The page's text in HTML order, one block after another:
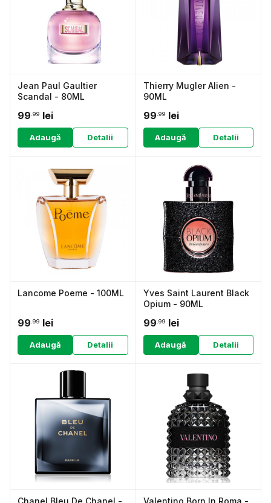
Jean Paul Gaultier
Scandal - 80ML
99 .99 lei
Adaugă Detalii
Thierry Mugler Alien -
90ML
99 .99 lei
Adaugă Detalii
Lancome Poeme - 100ML
99 .99 lei
Adaugă Detalii
Yves Saint Laurent Black
Opium - 90ML
99 .99 lei
Adaugă Detalii
Chanel Bleu De Chanel - Valentino Born In Roma -